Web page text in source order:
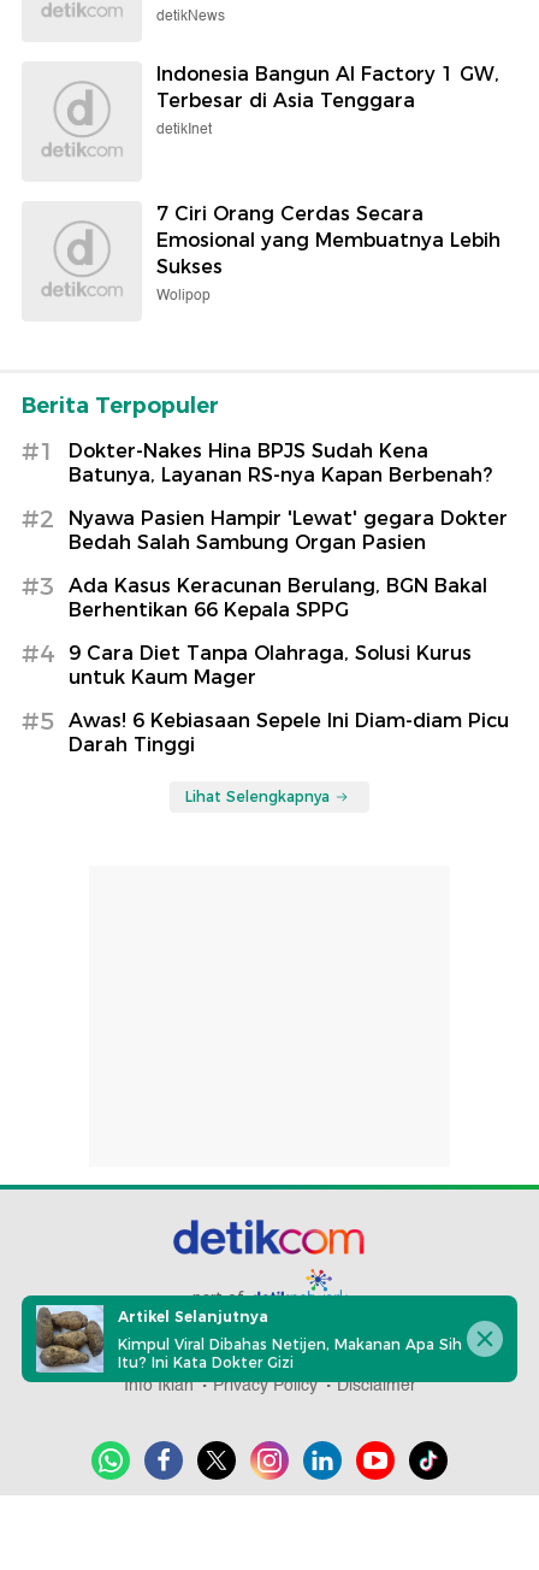
detikNews
Indonesia Bangun AI Factory 1 GW,
Terbesar di Asia Tenggara
detikInet
7 Ciri Orang Cerdas Secara
Emosional yang Membuatnya Lebih
Sukses
Wolipop
Berita Terpopuler
#1
Dokter-Nakes Hina BPJS Sudah Kena
Batunya, Layanan RS-nya Kapan Berbenah?
#2
Nyawa Pasien Hampir 'Lewat' gegara Dokter
Bedah Salah Sambung Organ Pasien
#3
Ada Kasus Keracunan Berulang, BGN Bakal
Berhentikan 66 Kepala SPPG
#4
9 Cara Diet Tanpa Olahraga, Solusi Kurus
untuk Kaum Mager
#5
Awas! 6 Kebiasaan Sepele Ini Diam-diam Picu
Darah Tinggi
Lihat Selengkapnya
part of
Redaksi Pedoman Media Siber Karir
Kotak Pos
Info Iklan
Privacy Policy Disclaimer
Artikel Selanjutnya
Kimpul Viral Dibahas Netijen, Makanan Apa Sih
Itu? Ini Kata Dokter Gizi